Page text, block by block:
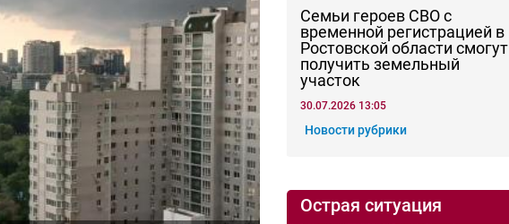
Семьи героев СВО с
временной регистрацией в
Ростовской области смогут
получить земельный
участок
30.07.2026 13:05
Новости рубрики
Острая ситуация